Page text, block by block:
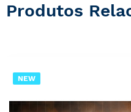
Produtos
NEW